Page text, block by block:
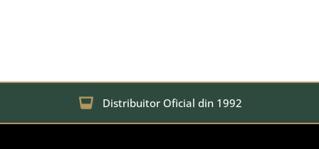
Distribuitor Oficial din 1992